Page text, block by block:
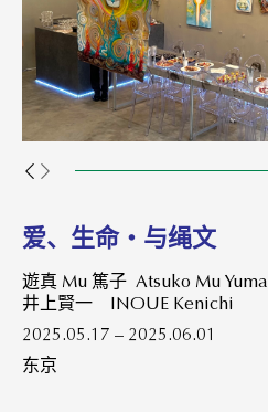
爱、生命・与绳文
遊真 Mu 篤子 Atsuko Mu Yuma
井上賢一 INOUE Kenichi
2025.05.17 – 2025.06.01
东京